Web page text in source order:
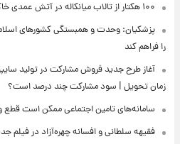
۱۰۰ هکتار از تالاب میانکاله در آتش عمدی خاکستر شد + تصاویر
پزشکیان: وحدت و همبستگی کشورهای
را فراهم کند
آغاز طرح جدید فروش مشارکت در تولید
زمان تحویل | سود مشارکت چند درصد است؟
سامانه‌های تامین اجتماعی ممکن است قطع
فقیهه سلطانی و افسانه چهره‌آزاد در فیلم